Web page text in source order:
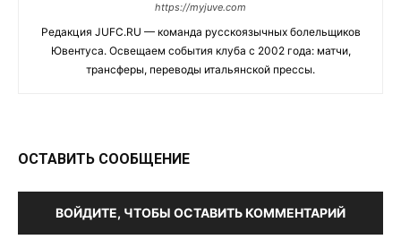
https://myjuve.com
Редакция JUFC.RU — команда русскоязычных болельщиков
Ювентуса. Освещаем события клуба с 2002 года: матчи,
трансферы, переводы итальянской прессы.
ОСТАВИТЬ СООБЩЕНИЕ
ВОЙДИТЕ, ЧТОБЫ ОСТАВИТЬ КОММЕНТАРИЙ